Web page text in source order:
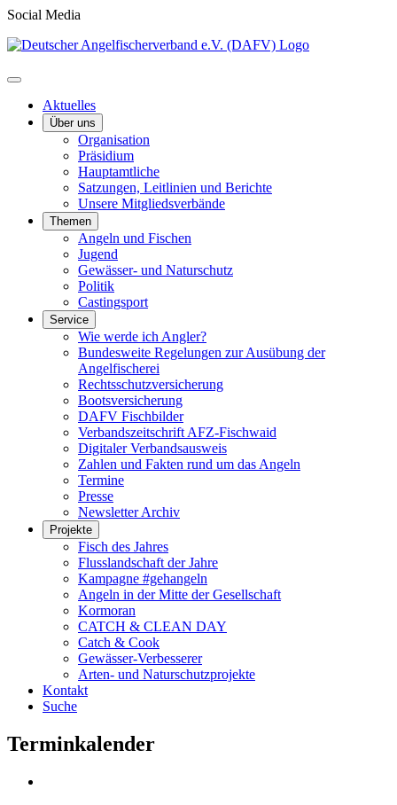
Social Media
Aktuelles
Über uns
Organisation
Präsidium
Hauptamtliche
Satzungen, Leitlinien und Berichte
Unsere Mitgliedsverbände
Themen
Angeln und Fischen
Jugend
Gewässer- und Naturschutz
Politik
Castingsport
Service
Wie werde ich Angler?
Bundesweite Regelungen zur Ausübung der
Angelfischerei
Rechtsschutzversicherung
Bootsversicherung
DAFV Fischbilder
Verbandszeitschrift AFZ-Fischwaid
Digitaler Verbandsausweis
Zahlen und Fakten rund um das Angeln
Termine
Presse
Newsletter Archiv
Projekte
Fisch des Jahres
Flusslandschaft der Jahre
Kampagne #gehangeln
Angeln in der Mitte der Gesellschaft
Kormoran
CATCH & CLEAN DAY
Catch & Cook
Gewässer-Verbesserer
Arten- und Naturschutzprojekte
Kontakt
Suche
Terminkalender